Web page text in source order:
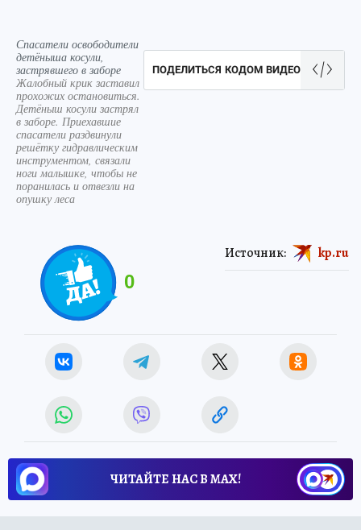
Спасатели освободители
детёныша косули,
застрявшего в заборе
Жалобный крик заставил
прохожих остановиться.
Детёныш косули застрял
в заборе. Приехавшие
спасатели раздвинули
решётку гидравлическим
инструментом, связали
ноги малышке, чтобы не
поранилась и отвезли на
опушку леса
ПОДЕЛИТЬСЯ КОДОМ ВИДЕО
0
Источник: kp.ru
ЧИТАЙТЕ НАС В МАХ!